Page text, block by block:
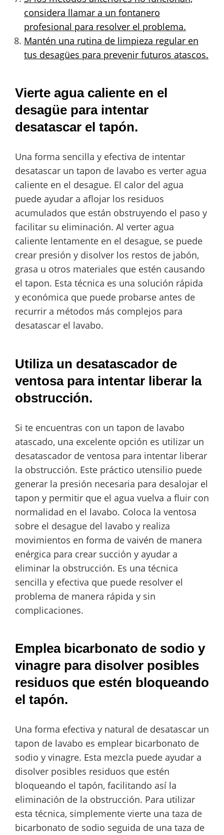
considera llamar a un fontanero
profesional para resolver el problema.
Mantén una rutina de limpieza regular en
tus desagües para prevenir futuros atascos.
Vierte agua caliente en el
desagüe para intentar
desatascar el tapón.
Una forma sencilla y efectiva de intentar
desatascar un tapon de lavabo es verter agua
caliente en el desague. El calor del agua
puede ayudar a aflojar los residuos
acumulados que están obstruyendo el paso y
facilitar su eliminación. Al verter agua
caliente lentamente en el desague, se puede
crear presión y disolver los restos de jabón,
grasa u otros materiales que estén causando
el tapon. Esta técnica es una solución rápida
y económica que puede probarse antes de
recurrir a métodos más complejos para
desatascar el lavabo.
Utiliza un desatascador de
ventosa para intentar liberar la
obstrucción.
Si te encuentras con un tapon de lavabo
atascado, una excelente opción es utilizar un
desatascador de ventosa para intentar liberar
la obstrucción. Este práctico utensilio puede
generar la presión necesaria para desalojar el
tapon y permitir que el agua vuelva a fluir con
normalidad en el lavabo. Coloca la ventosa
sobre el desague del lavabo y realiza
movimientos en forma de vaivén de manera
enérgica para crear succión y ayudar a
eliminar la obstrucción. Es una técnica
sencilla y efectiva que puede resolver el
problema de manera rápida y sin
complicaciones.
Emplea bicarbonato de sodio y
vinagre para disolver posibles
residuos que estén bloqueando
el tapón.
Una forma efectiva y natural de desatascar un
tapon de lavabo es emplear bicarbonato de
sodio y vinagre. Esta mezcla puede ayudar a
disolver posibles residuos que estén
bloqueando el tapón, facilitando así la
eliminación de la obstrucción. Para utilizar
esta técnica, simplemente vierte una taza de
bicarbonato de sodio seguida de una taza de